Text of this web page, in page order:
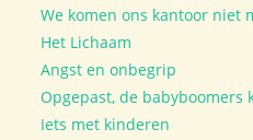
We komen ons kantoor niet
Het Lichaam
Angst en onbegrip
Opgepast, de babyboomers
Iets met kinderen